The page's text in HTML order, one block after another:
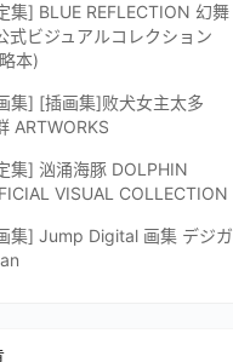
集] BLUE REFLECTION 幻舞
式ビジュアルコレクション
本)
集] [插画集]败犬女主太多
ARTWORKS
集] 汹涌海豚 DOLPHIN
VISUAL COLLECTION
集] Jump Digital 画集 デジガ